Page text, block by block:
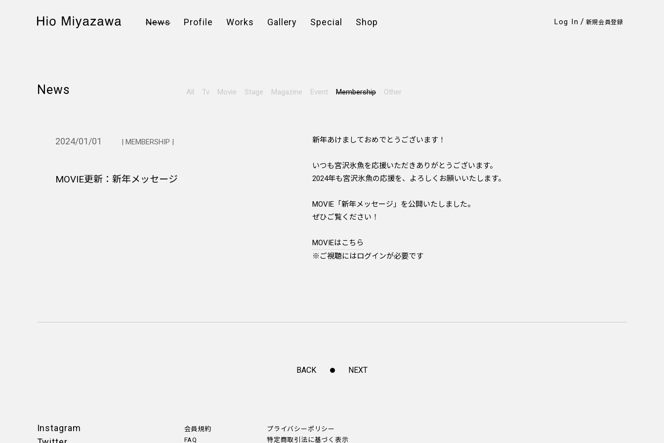
News Profile Works Gallery Special Shop Log In / 新規会員登録
News All Tv Movie Stage Magazine Event Membership Other
2024/01/01 | MEMBERSHIP |
MOVIE更新：新年メッセージ
新年あけましておめでとうございます！
いつも宮沢氷魚を応援いただきありがとうございます。
2024年も宮沢氷魚の応援を、よろしくお願いいたします。
MOVIE「新年メッセージ」を公開いたしました。
ぜひご覧ください！
MOVIEはこちら
※ご視聴にはログインが必要です
BACK NEXT
Instagram
会員規約
プライバシーポリシー
FAQ
特定商取引法に基づく表示